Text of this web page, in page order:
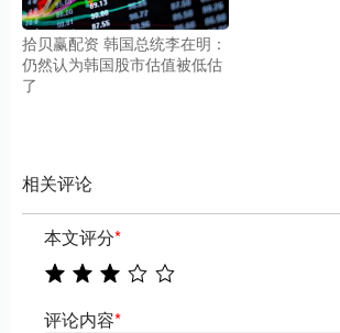
拾贝赢配资 韩国总统李在明：
仍然认为韩国股市估值被低估
了
相关评论
本文评分*
评论内容*